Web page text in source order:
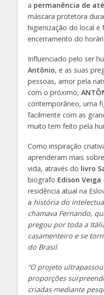
a permanência de
máscara protetora
higienização do local é
encerramento do
Influenciado pelo ser
Antônio, e as suas
pessoas, amor pela
com o próximo,
contemporâneo, uma
facilmente com as
muito tem feito pela
Como inspiração
aprenderam mais
vida, através do livro
biografo Edison Veiga
residência atual na
a história do
chamava Fernando,
pregou por toda a
casamenteiro e se
do Brasil.
“O projeto
proporções
criadas mediante